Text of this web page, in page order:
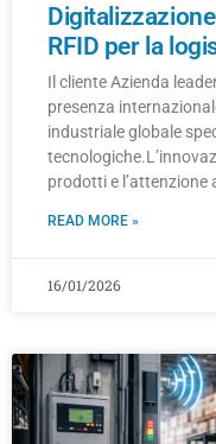
RFID per la
Il cliente Azienda
presenza
industriale globale
prodotti e l’attenzione
READ MORE »
16/01/2026